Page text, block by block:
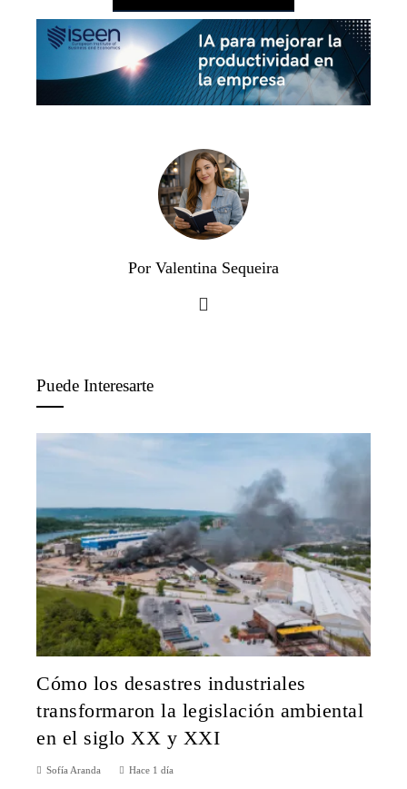
Por Valentina Sequeira
Puede Interesarte
Cómo los desastres industriales
transformaron la legislación ambiental
en el siglo XX y XXI
Sofía Aranda Hace 1 día